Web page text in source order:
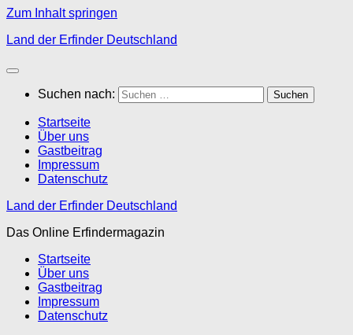
Zum Inhalt springen
Land der Erfinder Deutschland
Suchen nach:
Startseite
Über uns
Gastbeitrag
Impressum
Datenschutz
Land der Erfinder Deutschland
Das Online Erfindermagazin
Startseite
Über uns
Gastbeitrag
Impressum
Datenschutz